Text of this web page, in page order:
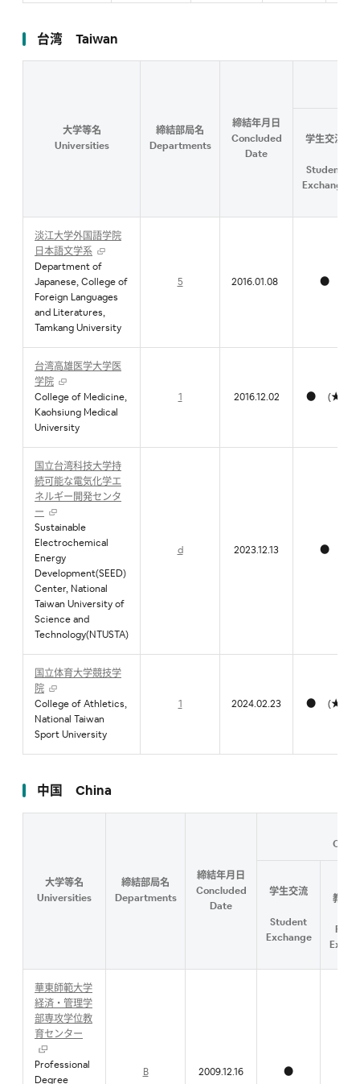
台湾 Taiwan
大学等名
Universities
締結部局名
Departments
締結年月日
Concluded
Date
学生交流
Student
Exchange
淡江大学外国語学院
日本語文学系
Department of
Japanese, College of
Foreign Languages
and Literatures,
Tamkang University
5 2016.01.08 ●
台湾高雄医学大学医
学院
College of Medicine,
Kaohsiung Medical
University
1 2016.12.02 ● (★)
国立台湾科技大学持
続可能な電気化学エ
ネルギー開発センタ
ー
Sustainable
Electrochemical
Energy
Development(SEED)
Center, National
Taiwan University of
Science and
Technology(NTUSTA)
d 2023.12.13 ●
国立体育大学競技学
院
College of Athletics,
National Taiwan
Sport University
1 2024.02.23 ● (★)
中国 China
大学等名
Universities
締結部局名
Departments
締結年月日
Concluded
Date
学生交流
Student
Exchange
教職
華東師範大学
経済・管理学
部専攻学位教
育センター
Professional
Degree
B 2009.12.16 ●